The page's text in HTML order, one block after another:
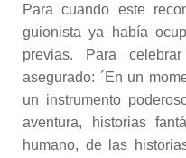
Para cuando este
guionista ya había
previas. Para
asegurado: ´En un
un instrumento
aventura, historias
humano, de las